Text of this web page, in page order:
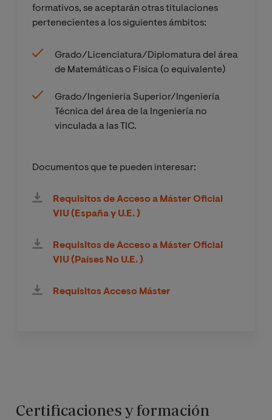
formativos, se aceptarán otras titulaciones
pertenecientes a los siguientes ámbitos:
Grado/Licenciatura/Diplomatura del área
de Matemáticas o Física (o equivalente)
Grado/Ingeniería Superior/Ingeniería
Técnica del área de la Ingeniería no
vinculada a las TIC.
Documentos que te pueden interesar:
Requisitos de Acceso a Máster Oficial
VIU (España y U.E. )
Requisitos de Acceso a Máster Oficial
VIU (Países No U.E. )
Requisitos Acceso Máster
Certificaciones y formación